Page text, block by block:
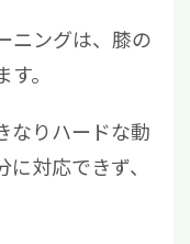
ニングは、膝の
。
なりハードな動
対応できず、